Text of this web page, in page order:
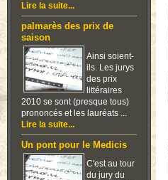
Lire la suite...
palmarès des prix de
saison
Ainsi soient-
ils. Les jurys
des prix
littéraires
2010 se sont (presque tous)
prononcés et les lauréats ...
Lire la suite...
Un pont pour le Medicis
C'est au tour
du jury du